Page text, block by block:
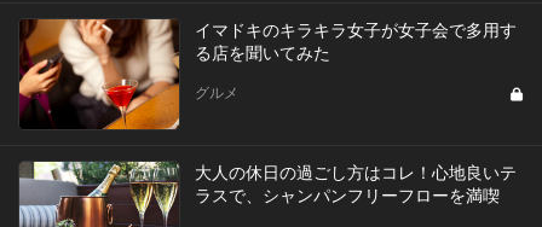
イマドキのキラキラ女子が女子会で多用す
る店を聞いてみた
グルメ
大人の休日の過ごし方はコレ！心地良いテ
ラスで、シャンパンフリーフローを満喫